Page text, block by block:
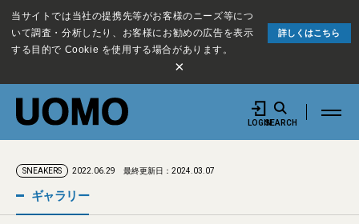
当サイトでは当社の提携先等がお客様のニーズ等につ
いて調査・分析したり、お客様にお勧めの広告を表示
する目的で Cookie を使用する場合があります。
詳しくはこちら
×
LOGINSEARCH
SNEAKERS 2022.06.29 最終更新日：2024.03.07
ギャラリー